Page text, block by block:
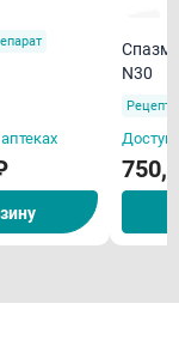
Спазмекс 5 мг
N30